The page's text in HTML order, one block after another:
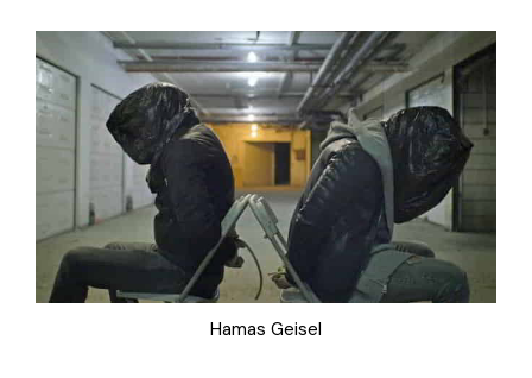
Hamas Geisel